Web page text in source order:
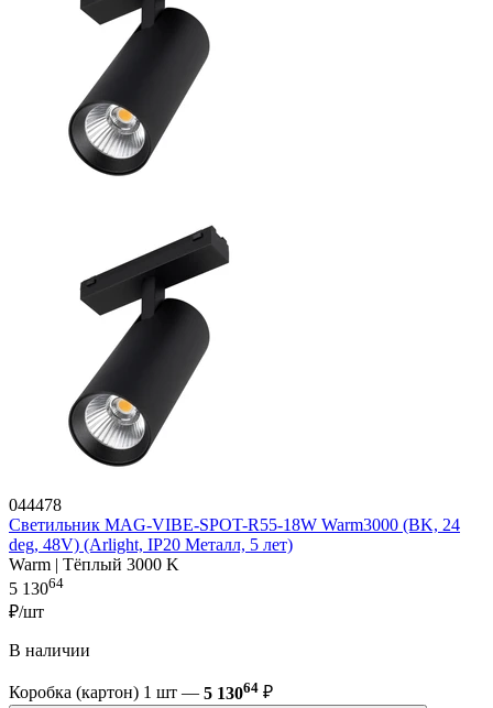
044478
Светильник MAG-VIBE-SPOT-R55-18W Warm3000 (BK, 24
deg, 48V) (Arlight, IP20 Металл, 5 лет)
Warm | Тёплый 3000 K
5 13064
₽/шт
В наличии
Коробка (картон) 1 шт — 5 13064 ₽